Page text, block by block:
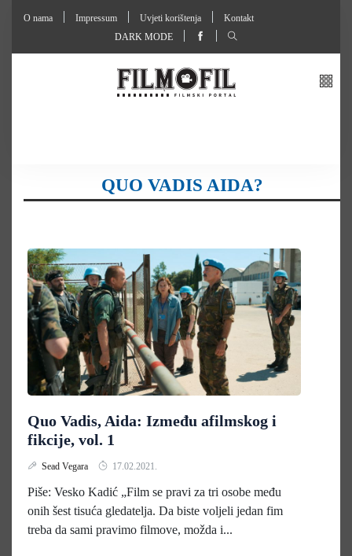
O nama Impressum Uvjeti korištenja
Kontakt
DARK MODE
QUO VADIS AIDA?
Quo Vadis, Aida: Između afilmskog i
fikcije, vol. 1
Sead Vegara 17.02.2021.
Piše: Vesko Kadić „Film se pravi za tri osobe među
onih šest tisuća gledatelja. Da biste voljeli jedan fim
treba da sami pravimo filmove, možda i...